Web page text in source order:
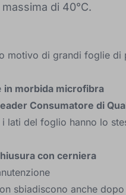
di 40°C.
motivo di grandi foglie di
in morbida microfibra
Consumatore di
i lati del foglio hanno lo
con cerniera
sbiadiscono anche dopo